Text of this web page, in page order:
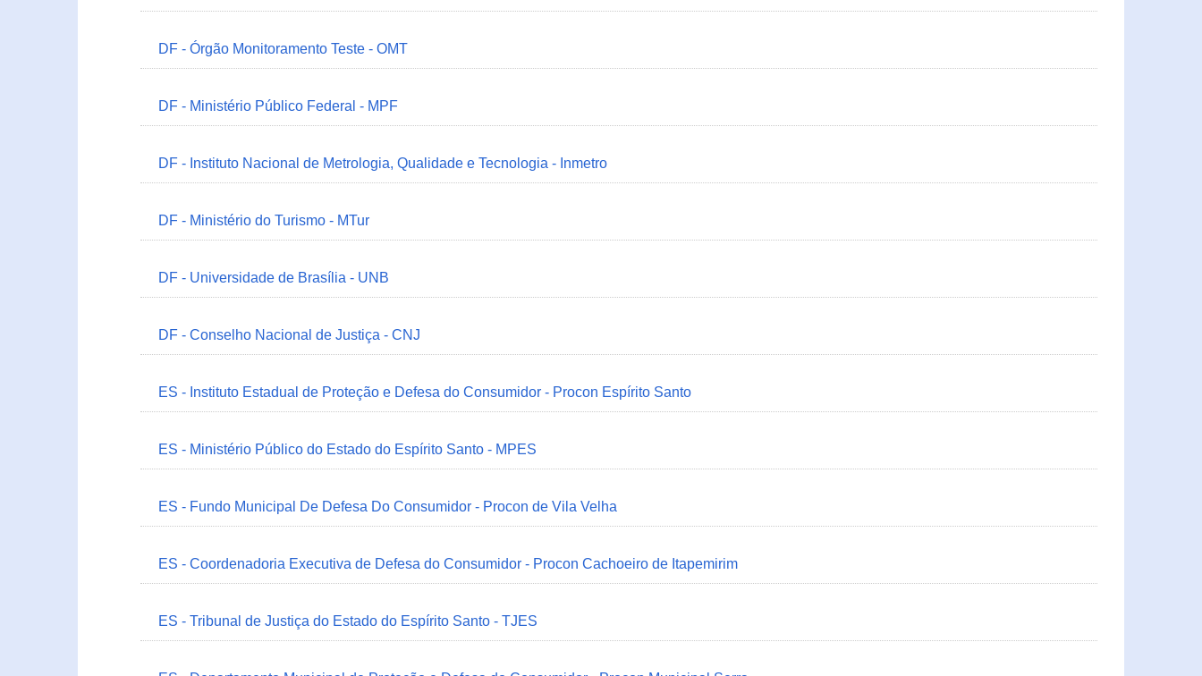
DF - Órgão Monitoramento Teste - OMT
DF - Ministério Público Federal - MPF
DF - Instituto Nacional de Metrologia, Qualidade e Tecnologia - Inmetro
DF - Ministério do Turismo - MTur
DF - Universidade de Brasília - UNB
DF - Conselho Nacional de Justiça - CNJ
ES - Instituto Estadual de Proteção e Defesa do Consumidor - Procon Espírito Santo
ES - Ministério Público do Estado do Espírito Santo - MPES
ES - Fundo Municipal De Defesa Do Consumidor - Procon de Vila Velha
ES - Coordenadoria Executiva de Defesa do Consumidor - Procon Cachoeiro de Itapemirim
ES - Tribunal de Justiça do Estado do Espírito Santo - TJES